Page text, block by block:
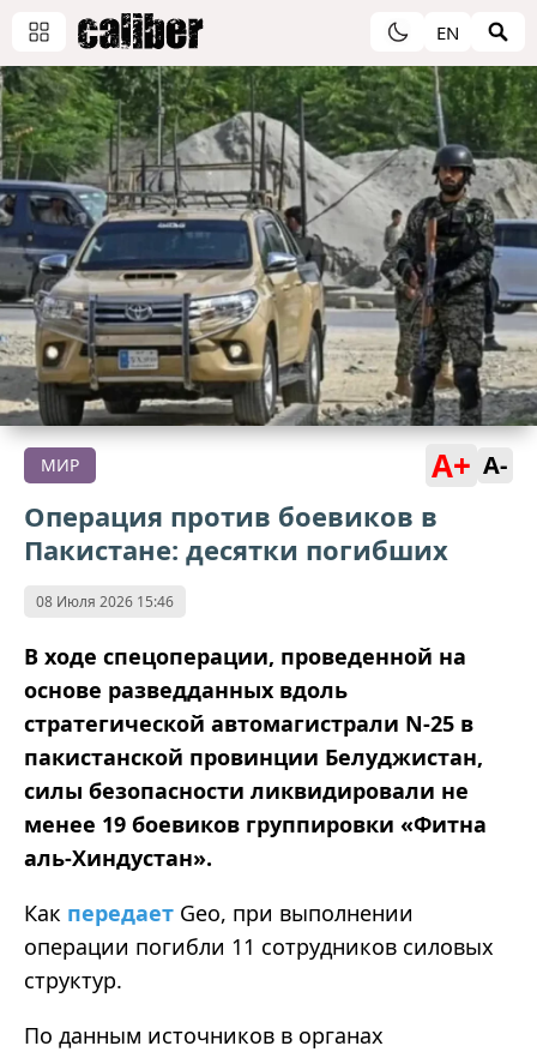
EN
МИР A+ A-
Операция против боевиков в
Пакистане: десятки погибших
08 Июля 2026 15:46
В ходе спецоперации, проведенной на
основе разведданных вдоль
стратегической автомагистрали N-25 в
пакистанской провинции Белуджистан,
силы безопасности ликвидировали не
менее 19 боевиков группировки «Фитна
аль-Хиндустан».
Как передает Geo, при выполнении
операции погибли 11 сотрудников силовых
структур.
По данным источников в органах